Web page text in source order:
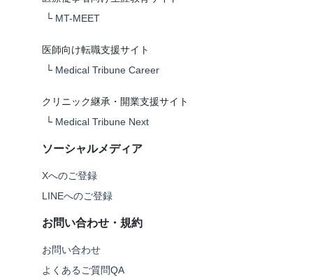
└ MT-MEET
医師向け転職支援サイト
└ Medical Tribune Career
クリニック継承・開業支援サイト
└ Medical Tribune Next
ソーシャルメディア
Xへのご登録
LINEへのご登録
お問い合わせ・規約
お問い合わせ
よくあるご質問QA